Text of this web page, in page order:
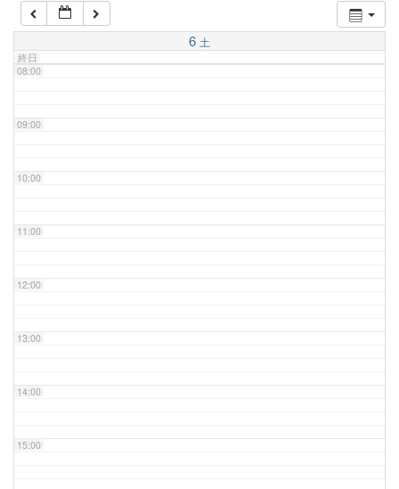
6 土
終日
07:00
08:00
09:00
10:00
11:00
12:00
13:00
14:00
15:00